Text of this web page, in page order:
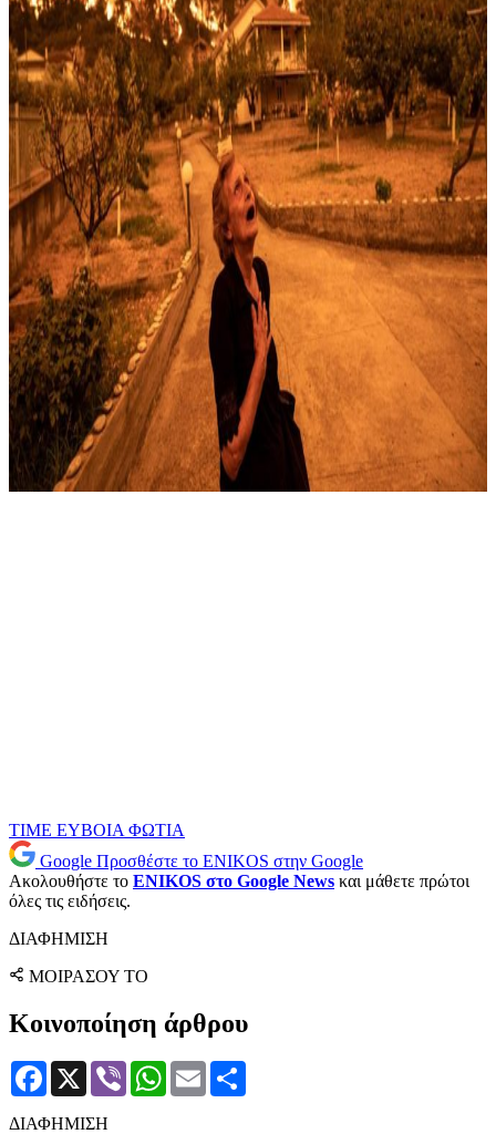
TIME ΕΥΒΟΙΑ ΦΩΤΙΑ
Google Προσθέστε το ENIKOS στην Google
Ακολουθήστε το ENIKOS στο Google News και μάθετε πρώτοι
όλες τις ειδήσεις.
ΔΙΑΦΗΜΙΣΗ
ΜΟΙΡΑΣΟΥ ΤΟ
Κοινοποίηση άρθρου
Facebook
X Viber WhatsApp
Email
ΔΙΑΦΗΜΙΣΗ